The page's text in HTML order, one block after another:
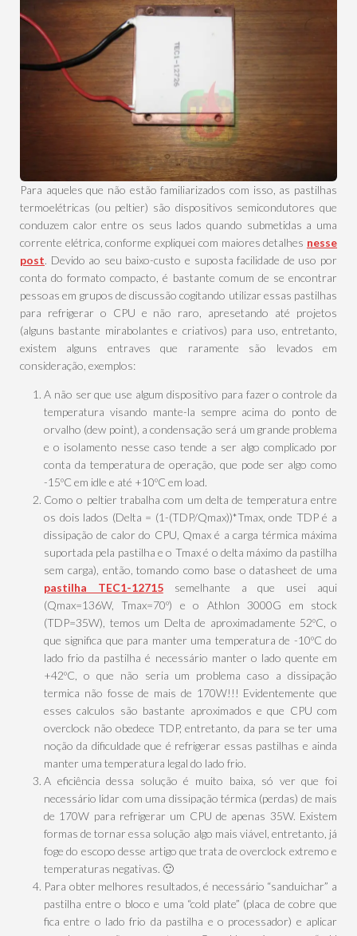
Para aqueles que não estão familiarizados com isso, as pastilhas
termoelétricas (ou peltier) são dispositivos semicondutores que
conduzem calor entre os seus lados quando submetidas a uma
corrente elétrica, conforme expliquei com maiores detalhes nesse
post. Devido ao seu baixo-custo e suposta facilidade de uso por
conta do formato compacto, é bastante comum de se encontrar
pessoas em grupos de discussão cogitando utilizar essas pastilhas
para refrigerar o CPU e não raro, apresetando até projetos
(alguns bastante mirabolantes e criativos) para uso, entretanto,
existem alguns entraves que raramente são levados em
consideração, exemplos:
A não ser que use algum dispositivo para fazer o controle da
temperatura visando mante-la sempre acima do ponto de
orvalho (dew point), a condensação será um grande problema
e o isolamento nesse caso tende a ser algo complicado por
conta da temperatura de operação, que pode ser algo como
-15ºC em idle e até +10ºC em load.
Como o peltier trabalha com um delta de temperatura entre
os dois lados (Delta = (1-(TDP/Qmax))*Tmax, onde TDP é a
dissipação de calor do CPU, Qmax é a carga térmica máxima
suportada pela pastilha e o Tmax é o delta máximo da pastilha
sem carga), então, tomando como base o datasheet de uma
pastilha TEC1-12715semelhante a que usei aqui
(Qmax=136W, Tmax=70º) e o Athlon 3000G em stock
(TDP=35W), temos um Delta de aproximadamente 52ºC, o
que significa que para manter uma temperatura de -10ºC do
lado frio da pastilha é necessário manter o lado quente em
+42ºC, o que não seria um problema caso a dissipação
termica não fosse de mais de 170W!!! Evidentemente que
esses calculos são bastante aproximados e que CPU com
overclock não obedece TDP, entretanto, da para se ter uma
noção da dificuldade que é refrigerar essas pastilhas e ainda
manter uma temperatura legal do lado frio.
A eficiência dessa solução é muito baixa, só ver que foi
necessário lidar com uma dissipação térmica (perdas) de mais
de 170W para refrigerar um CPU de apenas 35W. Existem
formas de tornar essa solução algo mais viável, entretanto, já
foge do escopo desse artigo que trata de overclock extremo e
temperaturas negativas. 🙂
Para obter melhores resultados, é necessário “sanduichar” a
pastilha entre o bloco e uma “cold plate” (placa de cobre que
fica entre o lado frio da pastilha e o processador) e aplicar